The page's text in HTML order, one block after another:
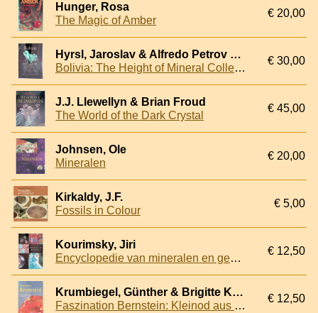
Hunger, Rosa
The Magic of Amber
€ 20,00
Hyrsl, Jaroslav & Alfredo Petrov & Robert B. Cook - and others
Bolivia: The Height of Mineral Collecting
€ 30,00
J.J. Llewellyn & Brian Froud
The World of the Dark Crystal
€ 45,00
Johnsen, Ole
Mineralen
€ 20,00
Kirkaldy, J.F.
Fossils in Colour
€ 5,00
Kourimsky, Jiri
Encyclopedie van mineralen en gesteenten
€ 12,50
Krumbiegel, Günther & Brigitte Krumbiegel
Faszination Bernstein: Kleinod aus der Wunderkammer der Natur
€ 12,50